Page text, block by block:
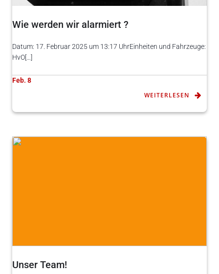
Wie werden wir alarmiert ?
Datum: 17. Februar 2025 um 13:17 UhrEinheiten und Fahrzeuge:
HvO[…]
Feb. 8
WEITERLESEN
Unser Team!